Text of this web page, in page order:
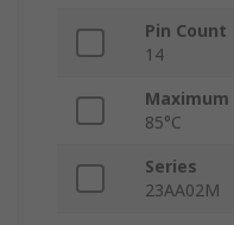
Pin Count
14
85°C
Series
23AA02M